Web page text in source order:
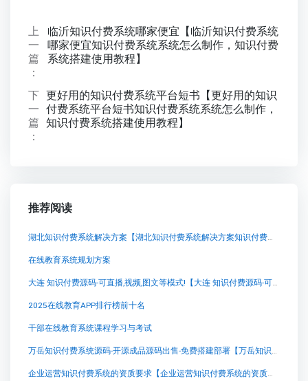
上
一
篇
：
临沂知识付费系统哪家便宜【临沂知识付费系统
哪家便宜知识付费系统系统怎么制作，知识付费
系统搭建使用教程】
下
一
篇
：
更好用的知识付费系统平台短书【更好用的知识
付费系统平台短书知识付费系统系统怎么制作，
知识付费系统搭建使用教程】
推荐阅读
湖北知识付费系统解决方案【湖北知识付费系统解决方案知识付费系统系统怎么制作，知识付费系统搭建使用教程】
在线教育系统规划方案
大连 知识付费源码-可直播,视频,图文等模式!【大连 知识付费源码-可直播,视频,图文等模式!知识付费系统系统怎么制作，知识付费系统搭建使用教程】
2025在线教育APP排行榜前十名
干部在线教育系统课程学习与考试
万岳知识付费系统源码-开源成品源码出售-免费搭建部署【万岳知识付费系统源码-开源成品源码出售-免费搭建部署知识付费系统系统怎么制作，知识付费系统搭建使用教程】
企业运营知识付费系统的资质要求【企业运营知识付费系统的资质要求知识付费系统系统怎么制作，知识付费系统搭建使用教程】